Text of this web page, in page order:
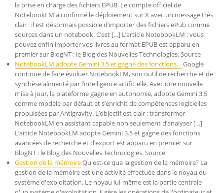
la prise en charge des fichiers EPUB. Le compte officiel de
NotebookLM a confirmé le déploiement sur X avec un message très
clair : il est désormais possible d’importer des fichiers ePub comme
sources dans un notebook. C’est […] L’article NotebookLM : vous
pouvez enfin importer vos livres au format EPUB est apparu en
premier sur BlogNT : le Blog des Nouvelles Technologies. Source
NotebookLM adopte Gemini 3.5 et gagne des fonctions…Google
continue de faire évoluer NotebookLM, son outil de recherche et de
synthèse alimenté par l’intelligence artificielle. Avec une nouvelle
mise à jour, la plateforme gagne en autonomie, adopte Gemini 3.5
comme modèle par défaut et s’enrichit de compétences logicielles
propulsées par Antigravity. L’objectif est clair : transformer
NotebookLM en assistant capable non seulement d’analyser […]
L’article NotebookLM adopte Gemini 3.5 et gagne des fonctions
avancées de recherche et d’export est apparu en premier sur
BlogNT : le Blog des Nouvelles Technologies. Source
Gestion de la mémoireQu'est-ce que la gestion de la mémoire? La
gestion de la mémoire est une activité effectuée dans le noyau du
système d'exploitation. Le noyau lui-même est la partie centrale